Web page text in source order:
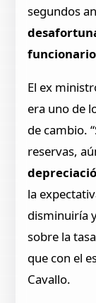
segundos
El ex
era uno de
de cambio.
reservas,
la
disminuiría
sobre la
que con el
Cavallo.